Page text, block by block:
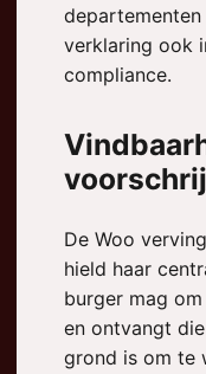
verklaring ook
compliance.
De Woo
hield haar
burger mag
en ontvangt
grond is om te